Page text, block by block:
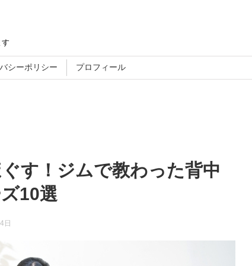
シーポリシー プロフィール
す！ジムで教わった背中
10選
日